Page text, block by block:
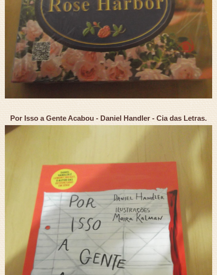
Por Isso a Gente Acabou - Daniel Handler - Cia das Letras.